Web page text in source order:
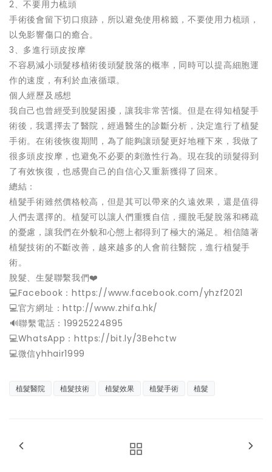
2、不要用力梳頭
手術後會留下切口痕跡，所以避免使用棉籤，不要使用力梳頭，
以免影響傷口的癒合。
3、多進行頭皮按摩
不容易減小頭髮移植術後頭髮脫落的概率，同時可以提高細胞運
作的速度，有利於血液循環。
個人經歷及感想
我自己也曾經受到脫髮困擾，讓我非常苦惱。但是在得知植髮手
術後，我選擇去了醫院，經過醫生的診斷分析，決定進行了植髮
手術。在術後恢復期間，為了能夠讓頭髮更好地種下來，我做了
很多頭皮按摩，也避免不必要的刺激性行為。現在我的頭髮得到
了有效恢復，也感覺自己的自信心又重新獲得了回來。
總結：
植髮手術雖然價格較高，但是其可以帶來的久遠效果，還是值得
人們去選擇的。植髮可以讓人們重獲自信，擺脫毛髮脫落和稀疏
的憂慮，讓我們在外貌和心態上都得到了極大的滿足。相信隨著
植髮技術的不斷改善，越來越多的人會前往醫院，進行植髮手
術。
脫髮、生髮聯繫我們❤️
💻Facebook：https://www.facebook.com/yhzf2021
💻官方網址：http://www.zhifa.hk/
️🔊聯繫電話：19925224895
💻WhatsApp：https://bit.ly/3Behctw
💻微信yhhair1999
植髮醫院 植髮技術 植髮效果 植髮手術 植髮